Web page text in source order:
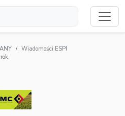
Wiadomości ESPI